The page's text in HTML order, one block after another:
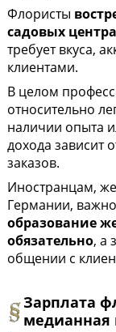
Флористы
садовых
требует вкуса,
клиентами.
В целом
относительно
наличии опыта
дохода зависит
заказов.
Иностранцам,
Германии,
образование
обязательно, а
общении с
Зарплата
медианная